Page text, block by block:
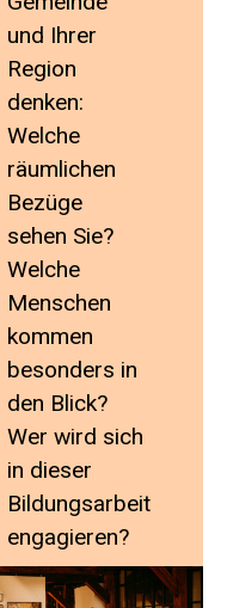
und Ihrer
Region
denken:
Welche
räumlichen
Bezüge
sehen Sie?
Welche
Menschen
kommen
besonders in
den Blick?
Wer wird sich
in dieser
Bildungsarbeit
engagieren?